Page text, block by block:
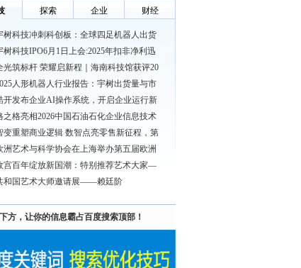
探索 企业 财经
树科技冲刺科创板：全球四足机器人出货
树科技IPO6月1日上会:2025年扣非净利迅
光筑标杆 荣耀启新程｜海南科技馆获评20
人形机器人行业报告：宇树出货量与市
开发布企业AI操作系统，开启企业运行新
之格亮相2026中国石油石化企业信息技术
变重塑商业逻辑 数智点亮零售新征程，第
洲艺术与科学协会在上海举办第五届欧洲
宫百年绽放新国潮：特别推荐艺术大家—
和国艺术大师邀请展——赖廷阶
方，让你的信息霸占百度搜索顶部！